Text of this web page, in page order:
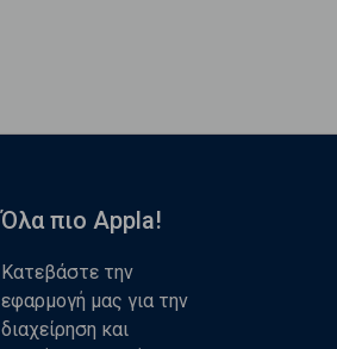
Όλα πιο Appla!
Κατεβάστε την
εφαρμογή μας για την
διαχείρηση και